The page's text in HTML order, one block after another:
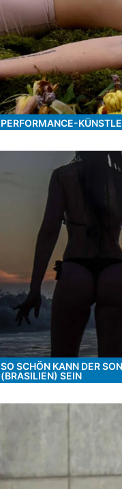
PERFORMANCE-
SO SCHÖN KANN DER
(BRASILIEN) SEIN